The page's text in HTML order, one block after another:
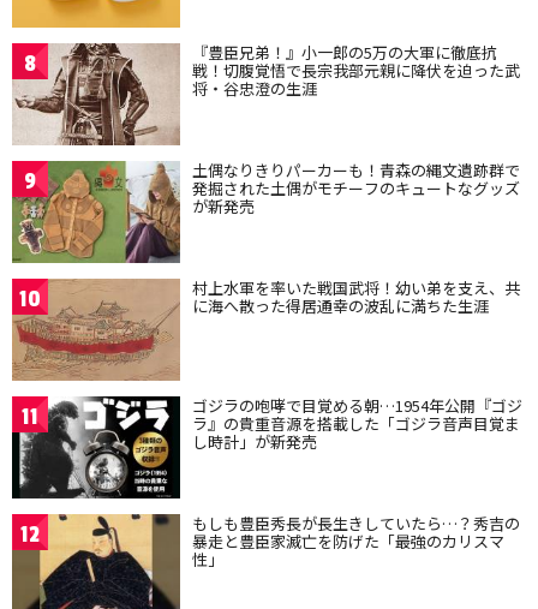
8 『豊臣兄弟！』小一郎の5万の大軍に徹底抗
戦！切腹覚悟で長宗我部元親に降伏を迫った武
将・谷忠澄の生涯
9 土偶なりきりパーカーも！青森の縄文遺跡群で
発掘された土偶がモチーフのキュートなグッズ
が新発売
10 村上水軍を率いた戦国武将！幼い弟を支え、共
に海へ散った得居通幸の波乱に満ちた生涯
11 ゴジラの咆哮で目覚める朝…1954年公開『ゴジ
ラ』の貴重音源を搭載した「ゴジラ音声目覚ま
し時計」が新発売
12 もしも豊臣秀長が長生きしていたら…？秀吉の
暴走と豊臣家滅亡を防げた「最強のカリスマ
性」